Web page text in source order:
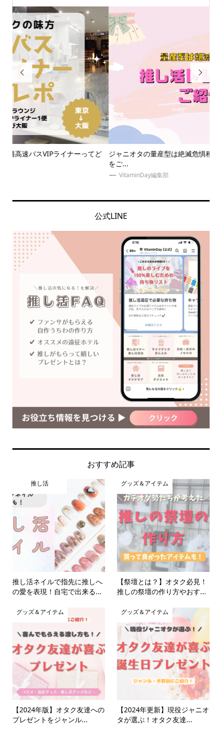

ジャニオタの量産型は絶滅危惧種！？最新の推し活トレンド服

公式LINE
おすすめ記事
推し活
推し活ネイルで指先に推しへ
の愛を表現！自宅で出来る...
グッズ＆アイテム
【祭壇とは？】オタク必見！
推しの祭壇の作り方やおす...
グッズ＆アイテム
【2024年版】オタク友達への
プレゼントをジャンル...
グッズ＆アイテム
【2024年更新】現役ジャニオ
タが選ぶ！オタク友達...